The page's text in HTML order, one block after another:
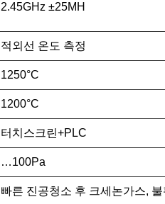
2.45GHz ±25MH
적외선 온도 측정
1250°C
1200°C
터치스크린+PLC
…100Pa
빠른 진공청소 후 크세논가스, 불